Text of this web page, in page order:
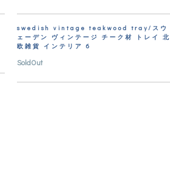
swedish vintage teakwood tray/スウ
ェーデン ヴィンテージ チーク材 トレイ 北
欧雑貨 インテリア 6
SoldOut